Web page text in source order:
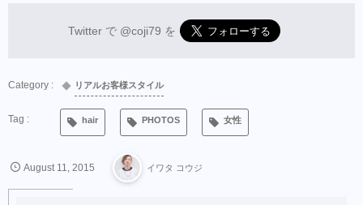
Twitter で @coji79 を
リアルお客様スタイル
hair PHOTOS 女性
August 11 2015 イワタ コウジ